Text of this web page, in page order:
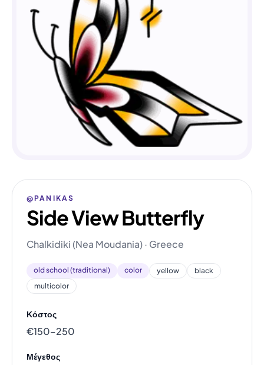
@PANIKAS
Side View Butterfly
Chalkidiki (Nea Moudania) · Greece
old school (traditional) color yellow
black
multicolor
Κόστος
€150–250
Μέγεθος